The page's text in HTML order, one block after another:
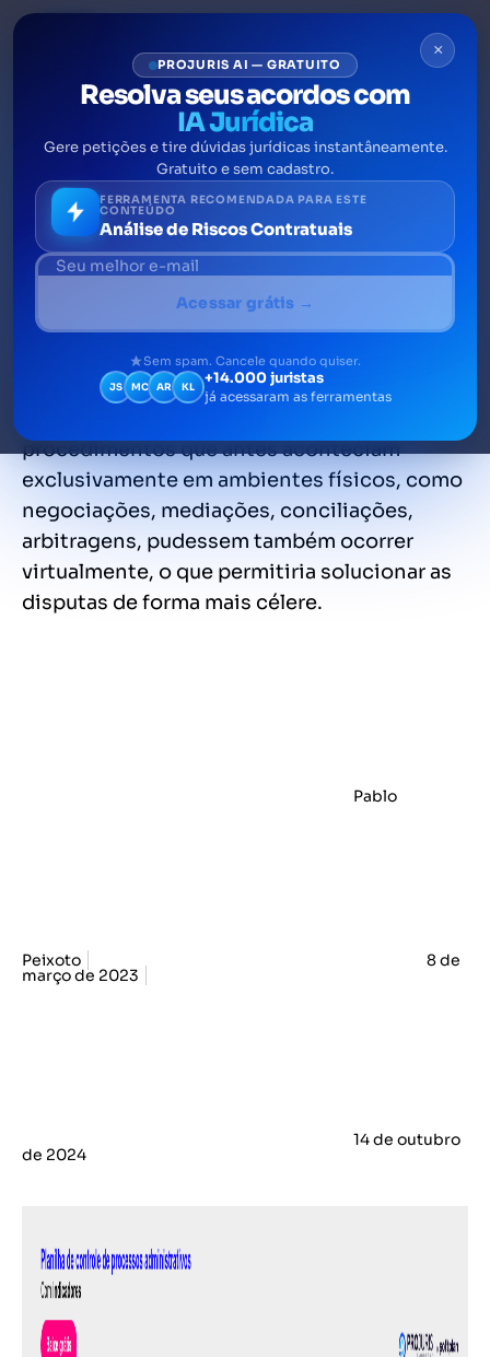
O que significa ODR?
Pespectivas de uso dessa
solução
Online Dispute Resolution (ODR) é uma
expressão que abrange diversas formas de
solucionar conflitos por meio de ambientes
digitais. Com algumas variações, o ODR é
procedimentos que antes aconteciam
exclusivamente em ambientes físicos, como
negociações, mediações, conciliações,
arbitragens, pudessem também ocorrer
virtualmente, o que permitiria solucionar as
disputas de forma mais célere.
Pablo
Peixoto 8 de
março de 2023
14 de outubro
de 2024
×
PROJURIS AI — GRATUITO
Resolva seus acordos com
IA Jurídica
Gere petições e tire dúvidas jurídicas instantâneamente.
Gratuito e sem cadastro.
FERRAMENTA RECOMENDADA PARA ESTE
CONTEÚDO
Análise de Riscos Contratuais
Acessar grátis →
Sem spam. Cancele quando quiser.
JS MC AR KL +14.000 juristas
já acessaram as ferramentas